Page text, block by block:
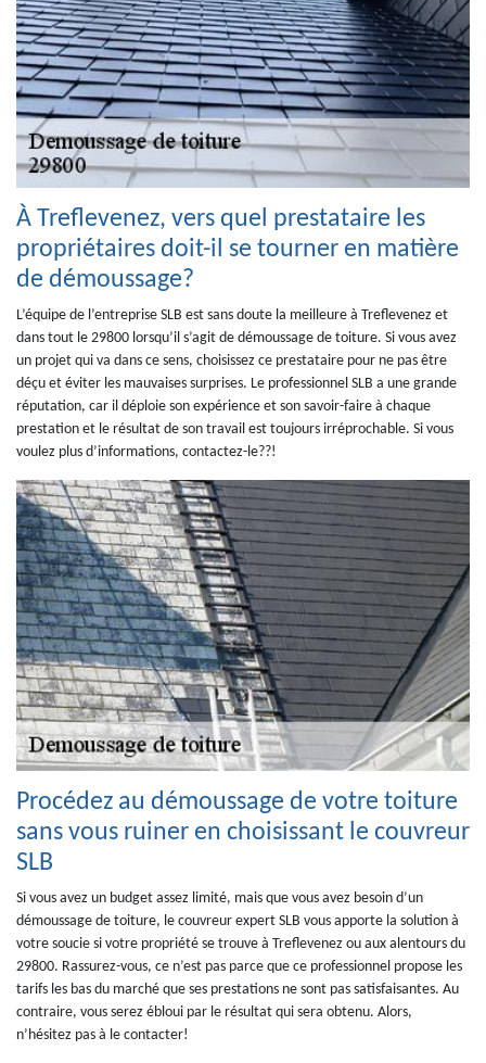
À Treflevenez, vers quel prestataire les
propriétaires doit-il se tourner en matière
de démoussage?
L’équipe de l’entreprise SLB est sans doute la meilleure à Treflevenez et
dans tout le 29800 lorsqu’il s’agit de démoussage de toiture. Si vous avez
un projet qui va dans ce sens, choisissez ce prestataire pour ne pas être
déçu et éviter les mauvaises surprises. Le professionnel SLB a une grande
réputation, car il déploie son expérience et son savoir-faire à chaque
prestation et le résultat de son travail est toujours irréprochable. Si vous
voulez plus d’informations, contactez-le??!
Procédez au démoussage de votre toiture
sans vous ruiner en choisissant le couvreur
SLB
Si vous avez un budget assez limité, mais que vous avez besoin d’un
démoussage de toiture, le couvreur expert SLB vous apporte la solution à
votre soucie si votre propriété se trouve à Treflevenez ou aux alentours du
29800. Rassurez-vous, ce n’est pas parce que ce professionnel propose les
tarifs les bas du marché que ses prestations ne sont pas satisfaisantes. Au
contraire, vous serez ébloui par le résultat qui sera obtenu. Alors,
n’hésitez pas à le contacter!